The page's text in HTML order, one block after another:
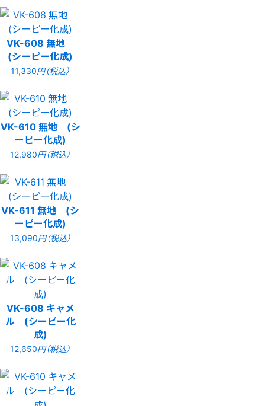
VK-608 無地
(シーピー化成)
11,330円（税込）
VK-610 無地 (シ
ーピー化成)
12,980円（税込）
VK-611 無地 (シ
ーピー化成)
13,090円（税込）
VK-608 キャメ
ル (シーピー化
成)
12,650円（税込）